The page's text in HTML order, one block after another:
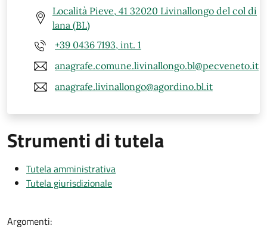
Località Pieve, 41 32020 Livinallongo del col di
lana (BL)
+39 0436 7193, int. 1
anagrafe.comune.livinallongo.bl@pecveneto.it
anagrafe.livinallongo@agordino.bl.it
Strumenti di tutela
Tutela amministrativa
Tutela giurisdizionale
Argomenti: